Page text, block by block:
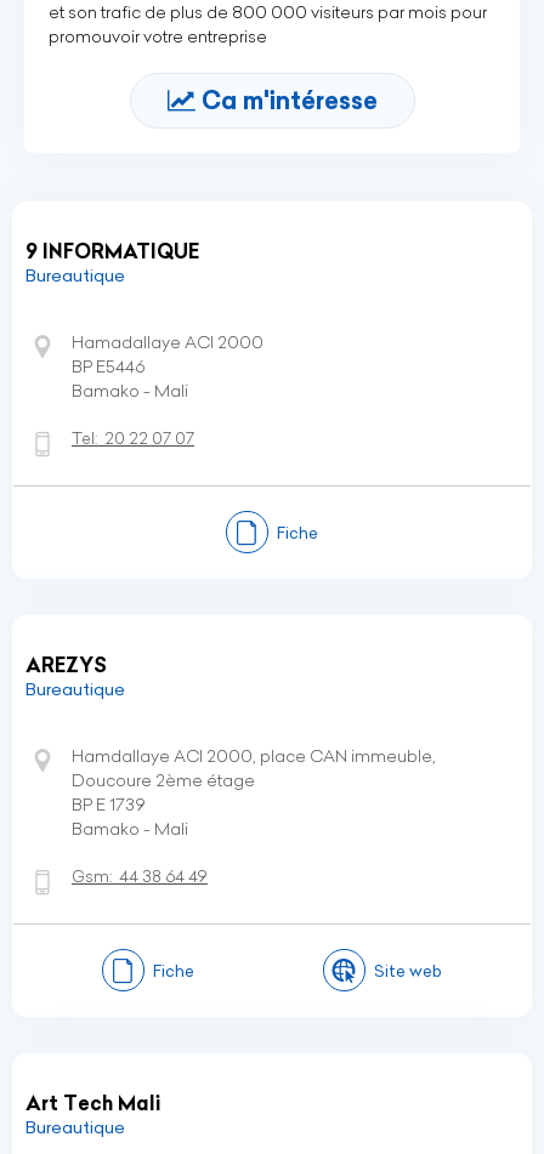
et son trafic de plus de 800 000 visiteurs par mois pour
promouvoir votre entreprise
Ca m'intéresse
9 INFORMATIQUE
Bureautique
Hamadallaye ACI 2000
BP E5446
Bamako - Mali
Tel: 20 22 07 07
Fiche
AREZYS
Bureautique
Hamdallaye ACI 2000, place CAN immeuble,
Doucoure 2ème étage
BP E 1739
Bamako - Mali
Gsm: 44 38 64 49
Fiche Site web
Art Tech Mali
Bureautique